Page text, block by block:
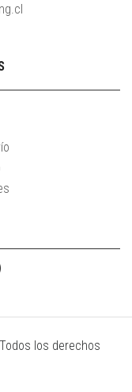
los derechos